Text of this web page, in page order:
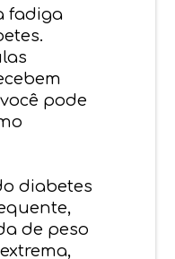
fadiga
pode
diabetes
de peso